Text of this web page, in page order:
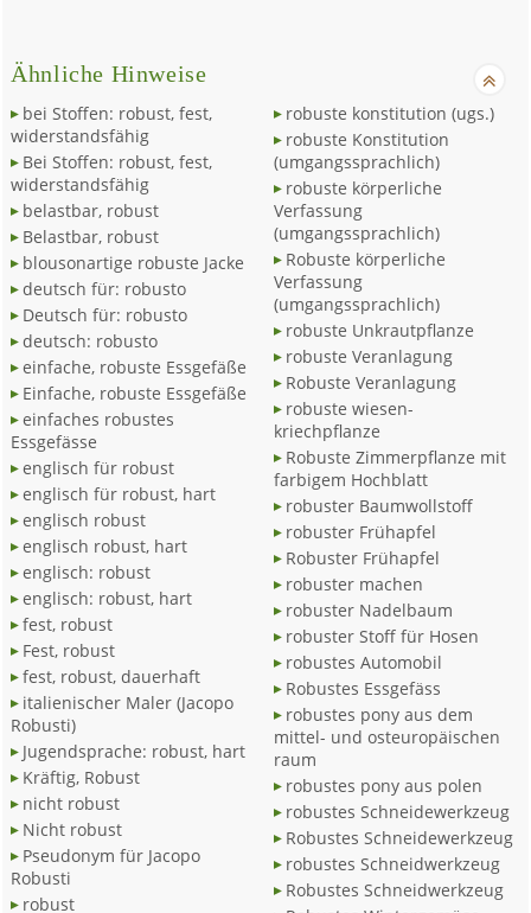
Ähnliche Hinweise
bei Stoffen: robust, fest,
widerstandsfähig
Bei Stoffen: robust, fest,
widerstandsfähig
belastbar, robust
Belastbar, robust
blousonartige robuste Jacke
deutsch für: robusto
Deutsch für: robusto
deutsch: robusto
einfache, robuste Essgefäße
Einfache, robuste Essgefäße
einfaches robustes
Essgefässe
englisch für robust
englisch für robust, hart
englisch robust
englisch robust, hart
englisch: robust
englisch: robust, hart
fest, robust
Fest, robust
fest, robust, dauerhaft
italienischer Maler (Jacopo
Robusti)
Jugendsprache: robust, hart
Kräftig, Robust
nicht robust
Nicht robust
Pseudonym für Jacopo
Robusti
robust
robuste konstitution (ugs.)
robuste Konstitution
(umgangssprachlich)
robuste körperliche
Verfassung
(umgangssprachlich)
Robuste körperliche
Verfassung
(umgangssprachlich)
robuste Unkrautpflanze
robuste Veranlagung
Robuste Veranlagung
robuste wiesen-
kriechpflanze
Robuste Zimmerpflanze mit
farbigem Hochblatt
robuster Baumwollstoff
robuster Frühapfel
Robuster Frühapfel
robuster machen
robuster Nadelbaum
robuster Stoff für Hosen
robustes Automobil
Robustes Essgefäss
robustes pony aus dem
mittel- und osteuropäischen
raum
robustes pony aus polen
robustes Schneidewerkzeug
Robustes Schneidewerkzeug
robustes Schneidwerkzeug
Robustes Schneidwerkzeug